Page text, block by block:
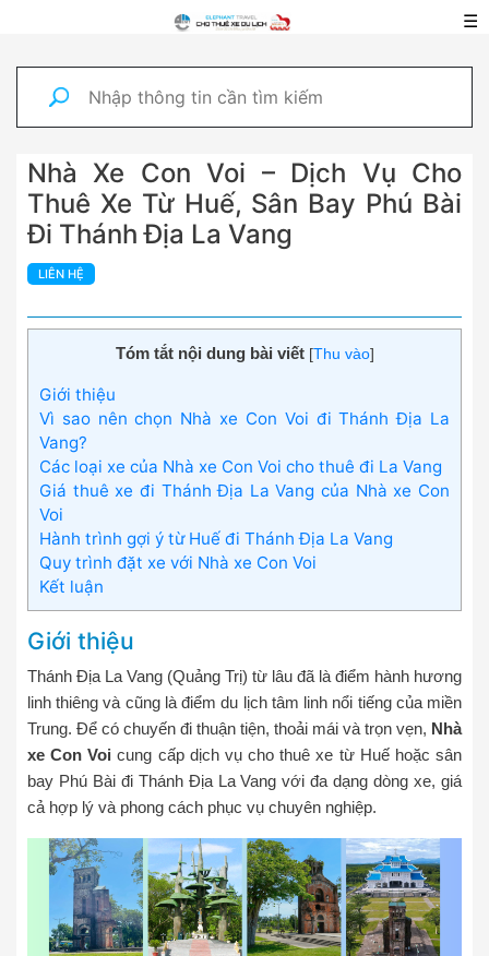
☰
Nhà Xe Con Voi – Dịch Vụ Cho
Thuê Xe Từ Huế, Sân Bay Phú Bài
Đi Thánh Địa La Vang
LIÊN HỆ
Tóm tắt nội dung bài viết [Thu vào]
Giới thiệu
Vì sao nên chọn Nhà xe Con Voi đi Thánh Địa La
Vang?
Các loại xe của Nhà xe Con Voi cho thuê đi La Vang
Giá thuê xe đi Thánh Địa La Vang của Nhà xe Con
Voi
Hành trình gợi ý từ Huế đi Thánh Địa La Vang
Quy trình đặt xe với Nhà xe Con Voi
Kết luận
Giới thiệu
Thánh Địa La Vang (Quảng Trị) từ lâu đã là điểm hành hương
linh thiêng và cũng là điểm du lịch tâm linh nổi tiếng của miền
Trung. Để có chuyến đi thuận tiện, thoải mái và trọn vẹn, Nhà
xe Con Voi cung cấp dịch vụ cho thuê xe từ Huế hoặc sân
bay Phú Bài đi Thánh Địa La Vang với đa dạng dòng xe, giá
cả hợp lý và phong cách phục vụ chuyên nghiệp.